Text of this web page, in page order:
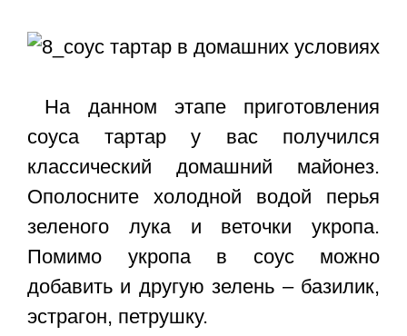
На данном этапе приготовления
соуса тартар у вас получился
классический домашний майонез.
Ополосните холодной водой перья
зеленого лука и веточки укропа.
Помимо укропа в соус можно
добавить и другую зелень – базилик,
эстрагон, петрушку.